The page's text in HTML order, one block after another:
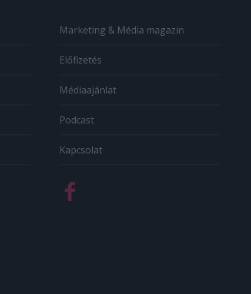
Marketing & Média magazin
Előfizetés
Médiaajánlat
Podcast
Kapcsolat